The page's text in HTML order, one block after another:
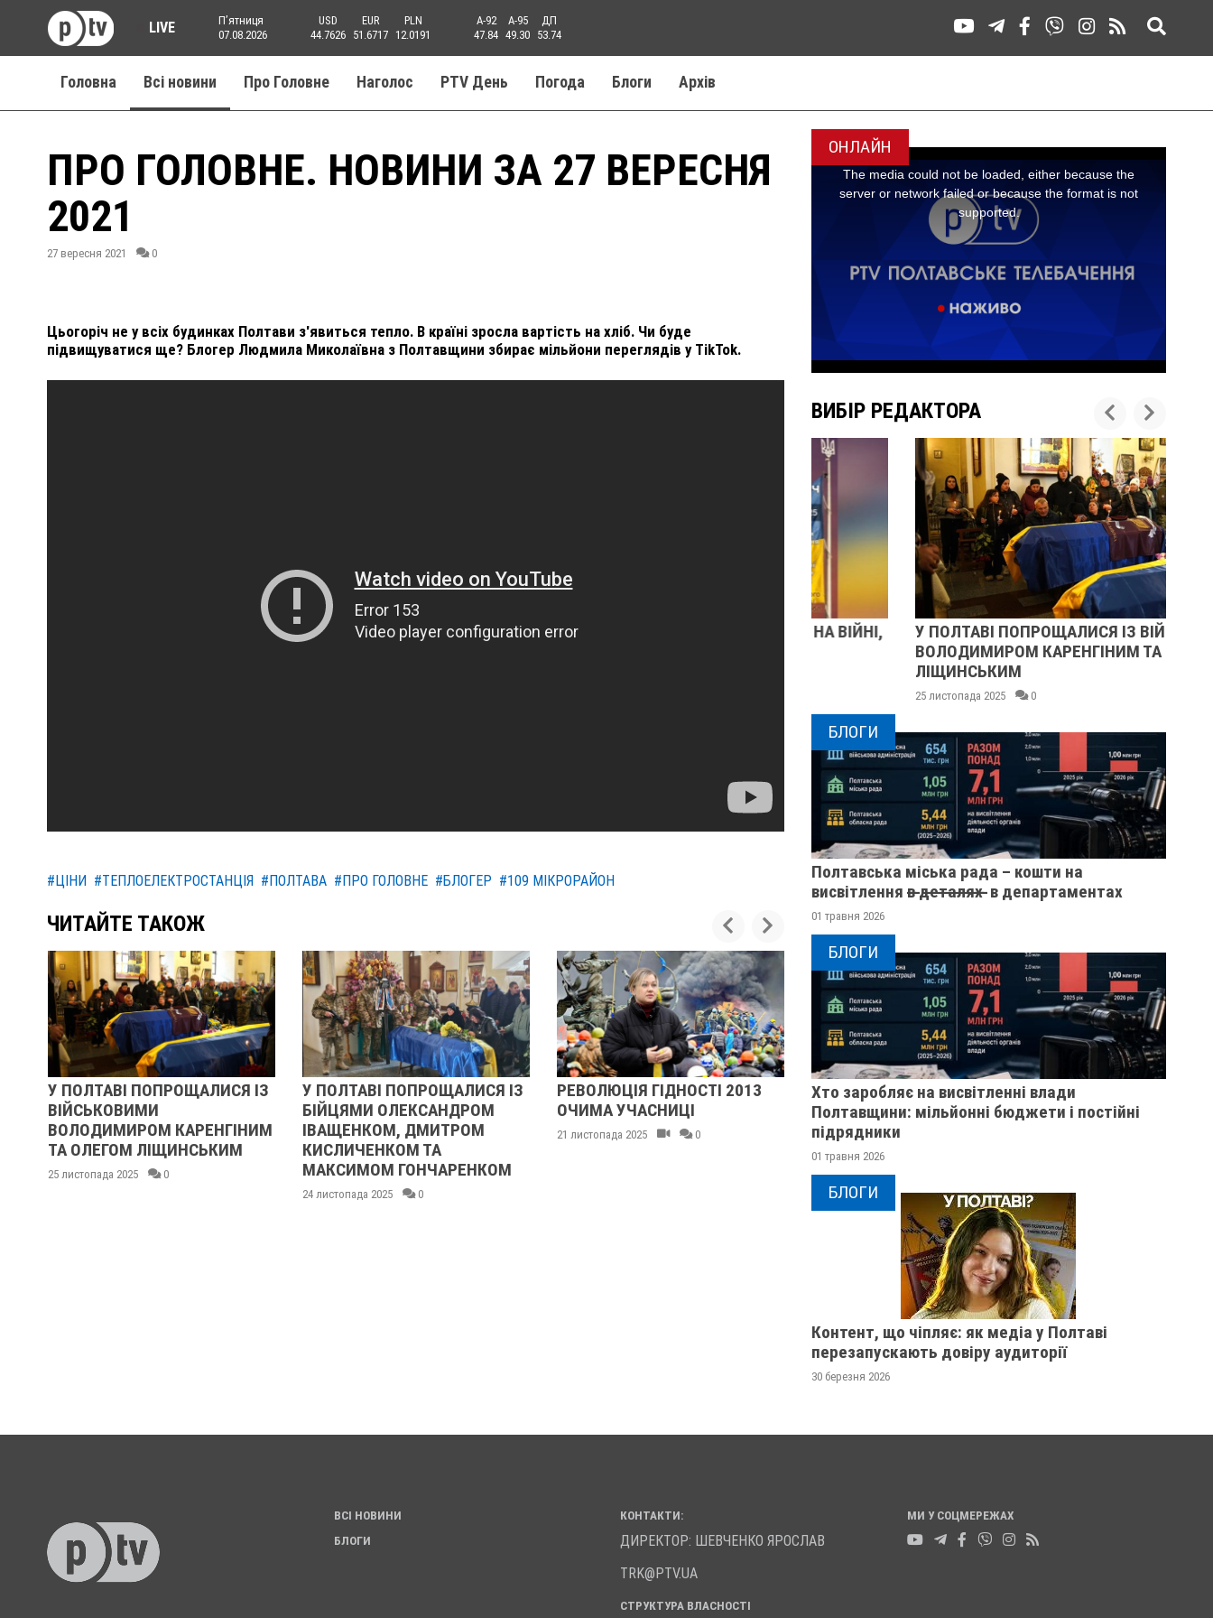
LIVE
Пʼятниця
07.08.2026
USD
44.7626
EUR
51.6717
PLN
12.0191
A-92
47.84
A-95
49.30
ДП
53.74
Головна Всі новини Про Головне Наголос PTV День Погода Блоги Aрхів
ПРО ГОЛОВНЕ. НОВИНИ ЗА 27 ВЕРЕСНЯ
2021
27 вересня 2021 0
Цьогоріч не у всіх будинках Полтави з'явиться тепло. В країні зросла вартість на хліб. Чи буде
підвищуватися ще? Блогер Людмила Миколаївна з Полтавщини збирає мільйони переглядів у TikTok.
#ЦІНИ #ТЕПЛОЕЛЕКТРОСТАНЦІЯ #ПОЛТАВА #ПРО ГОЛОВНЕ #БЛОГЕР #109 МІКРОРАЙОН
ЧИТАЙТЕ ТАКОЖ
У ПОЛТАВІ ПОПРОЩАЛИСЯ ІЗ
ВІЙСЬКОВИМИ
ВОЛОДИМИРОМ КАРЕНГІНИМ
ТА ОЛЕГОМ ЛІЩИНСЬКИМ
25 листопада 2025 0
У ПОЛТАВІ ПОПРОЩАЛИСЯ ІЗ
БІЙЦЯМИ ОЛЕКСАНДРОМ
ІВАЩЕНКОМ, ДМИТРОМ
КИСЛИЧЕНКОМ ТА
МАКСИМОМ ГОНЧАРЕНКОМ
24 листопада 2025 0
РЕВОЛЮЦІЯ ГІДНОСТІ 2013
ОЧИМА УЧАСНИЦІ
21 листопада 2025 0
ЖІНКА ШТОВХНУЛА
ТЦКАШНИКА ПІД МАШИНУ -
МАШИНА НАЇХАЛА ЙОМУ НА
НОГУ
21 листопада 2025
ПОЛТАВСЬКИМ
ВРУЧИЛИ ПЕРШІ
ОНЛАЙН
ВИБІР РЕДАКТОРА
ПОЛІЦІЯ ПОЛТАВЩИНИ РОЗШУКУЄ 62-РІЧНУ
ВНАСЛІДОК ПОРАНЕНЬ, ОТРИМАНИХ НА ВІЙНІ,
У ПОЛТАВІ ПОПРОЩАЛИСЯ ІЗ ВІЙСЬКОВИМИ
ВОЛОДИМИРОМ КАРЕНГІНИМ ТА ОЛЕГОМ
ЛІЩИНСЬКИМ
0
БЛОГИ
Полтавська міська рада – кошти на
висвітлення в̶ ̶д̶е̶т̶а̶л̶я̶х̶ ̶ в департаментах
01 травня 2026
БЛОГИ
Хто заробляє на висвітленні влади
Полтавщини: мільйонні бюджети і постійні
підрядники
01 травня 2026
БЛОГИ
Контент, що чіпляє: як медіа у Полтаві
перезапускають довіру аудиторії
30 березня 2026
ВСІ НОВИНИ
БЛОГИ
КОНТАКТИ:
ДИРЕКТОР: ШЕВЧЕНКО ЯРОСЛАВ
TRK@PTV.UA
СТРУКТУРА ВЛАСНОСТІ
МИ У СОЦМЕРЕЖАХ